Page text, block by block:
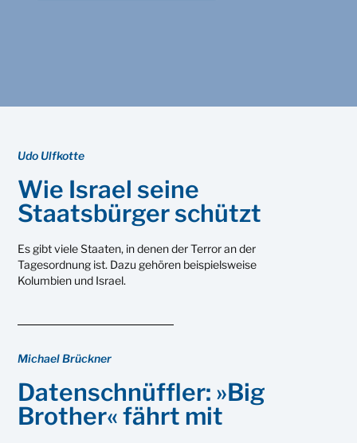
Udo Ulfkotte
Wie Israel seine
Staatsbürger schützt
Es gibt viele Staaten, in denen der Terror an der
Tagesordnung ist. Dazu gehören beispielsweise
Kolumbien und Israel.
Michael Brückner
Datenschnüffler: »Big
Brother« fährt mit